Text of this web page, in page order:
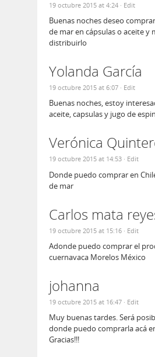
19 octubre 2015 at 4:24 · Edit
Buenas noches deseo
de mar en cápsulas o aceite y
distribuirlo
Yolanda García
19 octubre 2015 at 6:07 · Edit
Buenas noches, estoy
aceite, capsulas y jugo de
Verónica
19 octubre 2015 at 14:53 · Edit
Donde puedo comprar en
de mar
Carlos mata
19 octubre 2015 at 15:16 · Edit
Adonde puedo comprar el
cuernavaca Morelos México
johanna
19 octubre 2015 at 16:47 · Edit
Muy buenas tardes. Será
donde puedo comprarla acá
Gracias!!!